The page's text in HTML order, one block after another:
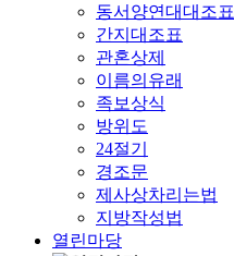
동서양연대대조표
간지대조표
관혼상제
이름의유래
족보상식
방위도
24절기
경조문
제사상차리는법
지방작성법
열린마당